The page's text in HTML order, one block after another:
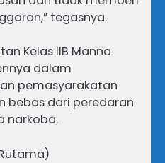
tegasnya.
Kelas IIB Manna
dalam
pemasyarakatan
bebas dari peredaran
narkoba.